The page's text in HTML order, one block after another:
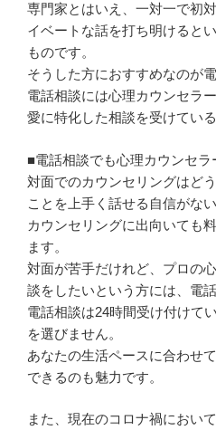
専門家とはいえ、一対一で初
イベートな話を打ち明けると
ものです。
そうした方におすすめなのが電
電話相談には心理カウンセラ
愛に特化した相談を受けてい
■電話相談でも心理カウンセ
対面でのカウンセリングはど
ことを上手く話せる自信がな
カウンセリングに出向いても
ます。
対面が苦手だけれど、プロの
談をしたいという方には、電
電話相談は24時間受け付けて
を選びません。
あなたの生活ペースに合わせ
できるのも魅力です。
また、現在のコロナ禍におい